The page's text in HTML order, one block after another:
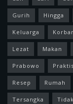
Gurih Hingga
Keluarga
Lezat Makan
Prabowo Praktis
Resep Rumah
Tersangka Tidak